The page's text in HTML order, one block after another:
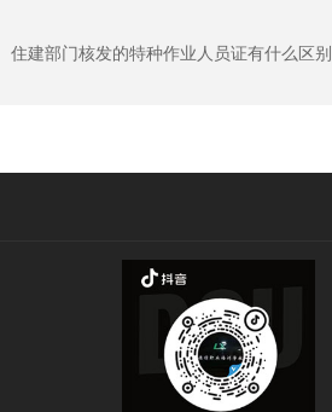
住建部门核发的特种作业人员证有什么区别